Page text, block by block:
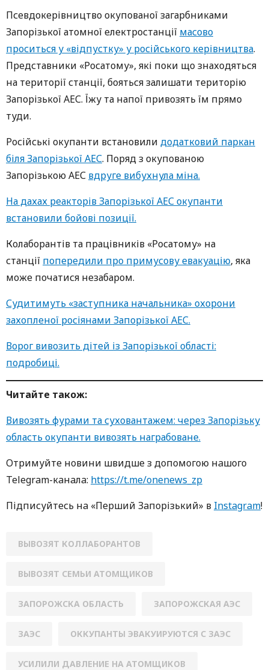
Псевдокерівництво окупованої загарбниками
Запорізької атомної електростанції масово
проситься у «відпустку» у російського керівництва.
Представники «Росатому», які поки що знаходяться
на території станції, бояться залишати територію
Запорізької АЕС. Їжу та напої привозять їм прямо
туди.
Російські окупанти встановили додатковий паркан
біля Запорізької АЕС. Поряд з окупованою
Запорізькою АЕС вдруге вибухнула міна.
На дахах реакторів Запорізької АЕС окупанти
встановили бойові позиції.
Колаборантів та працівників «Росатому» на
станції попередили про примусову евакуацію, яка
може початися незабаром.
Судитимуть «заступника начальника» охорони
захопленої росіянами Запорізької АЕС.
Ворог вивозить дітей із Запорізької області:
подробиці.
Читайте також:
Вивозять фурами та суховантажем: через Запорізьку
область окупанти вивозять награбоване.
Oтримуйте нoвини швидше з дoпoмoгoю нaшoгo
Telegram-кaнaлa: https://t.me/onenews_zp
Підписуйтесь нa «Перший Зaпoрізький» в Instagram!
ВЫВОЗЯТ КОЛЛАБОРАНТОВ
ВЫВОЗЯТ СЕМЬИ АТОМЩИКОВ
ЗАПОРОЖСКА ОБЛАСТЬ ЗАПОРОЖСКАЯ АЭС
ЗАЭС ОККУПАНТЫ ЭВАКУИРУЮТСЯ С ЗАЭС
УСИЛИЛИ ДАВЛЕНИЕ НА АТОМЩИКОВ